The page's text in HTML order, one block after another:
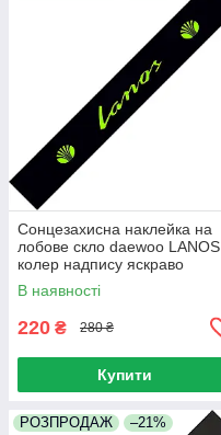
Сонцезахисна наклейка на
лобове скло daewoo LANOS
колер надпису яскраво
зелений
В наявності
220 ₴ 280 ₴
Купити
РОЗПРОДАЖ –21%